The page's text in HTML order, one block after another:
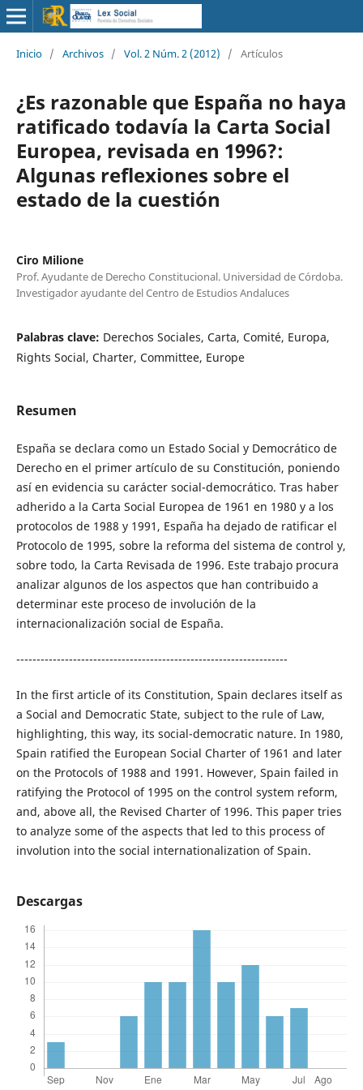
Inicio / Archivos / Vol. 2 Núm. 2 (2012) / Artículos
¿Es razonable que España no haya
ratificado todavía la Carta Social
Europea, revisada en 1996?:
Algunas reflexiones sobre el
estado de la cuestión
Ciro Milione
Prof. Ayudante de Derecho Constitucional. Universidad de Córdoba.
Investigador ayudante del Centro de Estudios Andaluces
Palabras clave: Derechos Sociales, Carta, Comité, Europa,
Rights Social, Charter, Committee, Europe
Resumen
España se declara como un Estado Social y Democrático de
Derecho en el primer artículo de su Constitución, poniendo
así en evidencia su carácter social-democrático. Tras haber
adherido a la Carta Social Europea de 1961 en 1980 y a los
protocolos de 1988 y 1991, España ha dejado de ratificar el
Protocolo de 1995, sobre la reforma del sistema de control y,
sobre todo, la Carta Revisada de 1996. Este trabajo procura
analizar algunos de los aspectos que han contribuido a
determinar este proceso de involución de la
internacionalización social de España.
-------------------------------------------------------------------
In the first article of its Constitution, Spain declares itself as
a Social and Democratic State, subject to the rule of Law,
highlighting, this way, its social-democratic nature. In 1980,
Spain ratified the European Social Charter of 1961 and later
on the Protocols of 1988 and 1991. However, Spain failed in
ratifying the Protocol of 1995 on the control system reform,
and, above all, the Revised Charter of 1996. This paper tries
to analyze some of the aspects that led to this process of
involution into the social internationalization of Spain.
Descargas